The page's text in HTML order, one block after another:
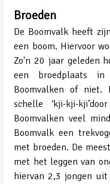
Broeden
De Boomvalk heeft
een boom. Hiervoor
Zo'n 20 jaar geleden
een broedplaats
Boomvalken of niet.
schelle ‘kji-kji-
Boomvalken veel
Boomvalk een
met broeden. De
met het leggen van
hiervan 2,3 jongen